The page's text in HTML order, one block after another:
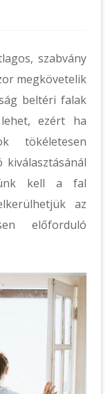
szabvány
megkövetelik
beltéri falak
ezért ha
tökéletesen
kell a fal
az
előforduló